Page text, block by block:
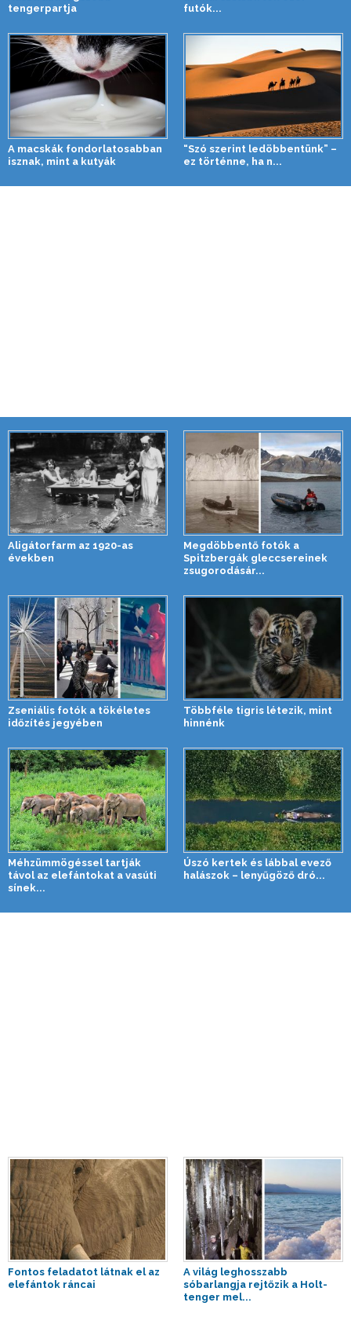
tengerpartja
futók...
A macskák fondorlatosabban
isznak, mint a kutyák
“Szó szerint ledöbbentünk” –
ez történne, ha n...
Aligátorfarm az 1920-as
években
Megdöbbentő fotók a
Spitzbergák gleccsereinek
zsugorodásár...
Zseniális fotók a tökéletes
időzítés jegyében
Többféle tigris létezik, mint
hinnénk
Méhzümmögéssel tartják
távol az elefántokat a vasúti
sínek...
Úszó kertek és lábbal evező
halászok – lenyűgöző dró...
Fontos feladatot látnak el az
elefántok ráncai
A világ leghosszabb
sóbarlangja rejtőzik a Holt-
tenger mel...